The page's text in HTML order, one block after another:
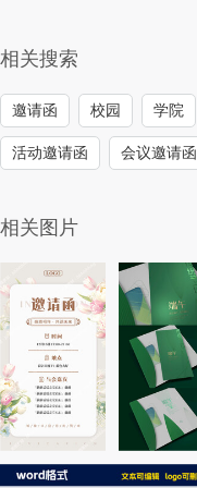
相关搜索
邀请函 校园 学院
活动邀请函 会议邀请函
相关图片